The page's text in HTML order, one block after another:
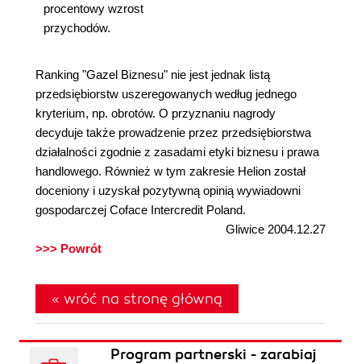
procentowy wzrost
przychodów.
Ranking "Gazel Biznesu" nie jest jednak listą
przedsiębiorstw uszeregowanych według jednego
kryterium, np. obrotów. O przyznaniu nagrody
decyduje także prowadzenie przez przedsiębiorstwa
działalności zgodnie z zasadami etyki biznesu i prawa
handlowego. Również w tym zakresie Helion został
doceniony i uzyskał pozytywną opinią wywiadowni
gospodarczej Coface Intercredit Poland.
Gliwice 2004.12.27
>>> Powrót
« wróć na stronę główną
Program partnerski - zarabiaj